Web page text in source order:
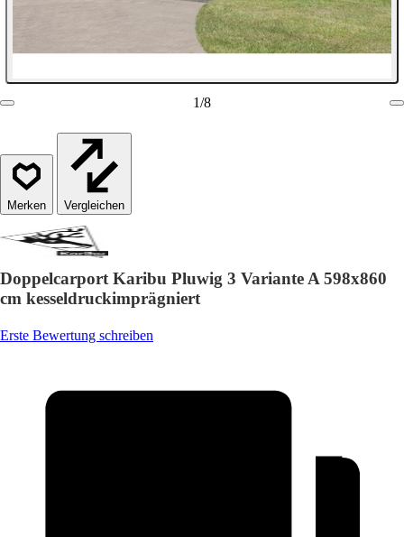
1/8
Vergleichen
Doppelcarport Karibu Pluwig 3 Variante A 598x860
cm kesseldruckimprägniert
Erste Bewertung schreiben